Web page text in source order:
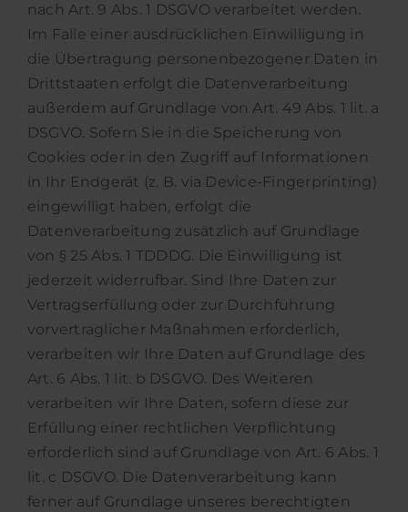
nach Art. 9 Abs. 1 DSGVO verarbeitet werden.
Im Falle einer ausdrücklichen Einwilligung in
die Übertragung personenbezogener Daten in
Drittstaaten erfolgt die Datenverarbeitung
außerdem auf Grundlage von Art. 49 Abs. 1 lit. a
DSGVO. Sofern Sie in die Speicherung von
Cookies oder in den Zugriff auf Informationen
in Ihr Endgerät (z. B. via Device-Fingerprinting)
eingewilligt haben, erfolgt die
Datenverarbeitung zusätzlich auf Grundlage
von § 25 Abs. 1 TDDDG. Die Einwilligung ist
jederzeit widerrufbar. Sind Ihre Daten zur
Vertragserfüllung oder zur Durchführung
vorvertraglicher Maßnahmen erforderlich,
verarbeiten wir Ihre Daten auf Grundlage des
Art. 6 Abs. 1 lit. b DSGVO. Des Weiteren
verarbeiten wir Ihre Daten, sofern diese zur
Erfüllung einer rechtlichen Verpflichtung
erforderlich sind auf Grundlage von Art. 6 Abs. 1
lit. c DSGVO. Die Datenverarbeitung kann
ferner auf Grundlage unseres berechtigten